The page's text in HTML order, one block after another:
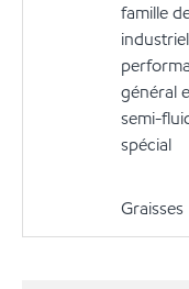
famille
général
semi-
spécial
Graisses